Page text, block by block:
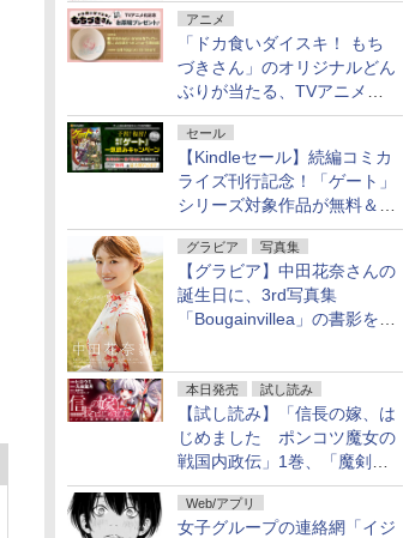
アニメ
「ドカ食いダイスキ！ もち
づきさん」のオリジナルどん
ぶりが当たる、TVアニメ公
式Xキャンペーンが開催中！
セール
【Kindleセール】続編コミカ
ライズ刊行記念！「ゲート」
シリーズ対象作品が無料＆最
大80%オフ！
グラビア 写真集
【グラビア】中田花奈さんの
誕生日に、3rd写真集
「Bougainvillea」の書影を公
本日発売 試し読み
【試し読み】「信長の嫁、は
じめました ポンコツ魔女の
戦国内政伝」1巻、「魔剣の
花嫁 -ヴァルキュリア-」1巻
本日発売
Web/アプリ
女子グループの連絡網「イジ